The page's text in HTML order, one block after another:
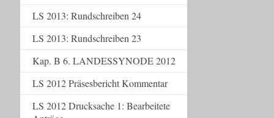
LS 2013: Rundschreiben 24
LS 2013: Rundschreiben 23
Kap. B 6. LANDESSYNODE 2012
LS 2012 Präsesbericht Kommentar
LS 2012 Drucksache 1: Bearbeitete